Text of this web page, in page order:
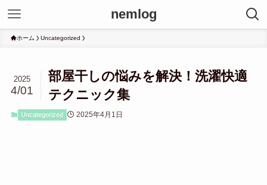
nemlog
ホーム Uncategorized
部屋干しの悩みを解決！洗濯快適
テクニック集
2025
4/01
Uncategorized 2025年4月1日